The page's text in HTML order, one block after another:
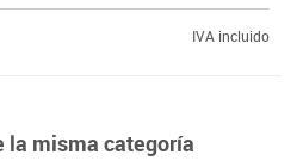
IVA incluido
la misma categoría